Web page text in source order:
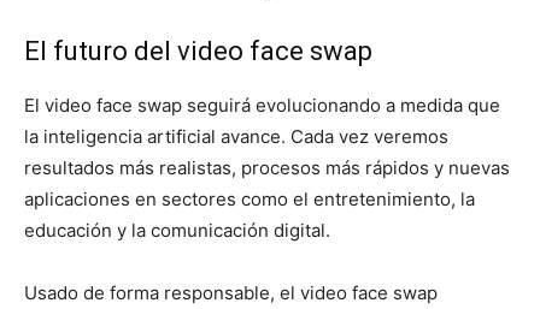
El futuro del video face swap
El video face swap seguirá evolucionando a medida que
la inteligencia artificial avance. Cada vez veremos
resultados más realistas, procesos más rápidos y nuevas
aplicaciones en sectores como el entretenimiento, la
educación y la comunicación digital.
Usado de forma responsable, el video face swap